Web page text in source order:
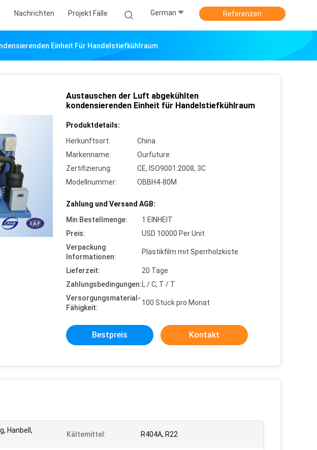
Nachrichten Projekt Fälle German Referenzen
Einheit Für Handelstiefkühlraum
Austauschen der Luft abgekühlten
kondensierenden Einheit für Handelstiefkühlraum
Produktdetails:
Herkunftsort:
China
Markenname:
Ourfuture
Zertifizierung:
CE, ISO9001:2008, 3C
Modellnummer:
OBBH4-80M
Zahlung und Versand AGB:
Min Bestellmenge:
1 EINHEIT
Preis:
USD 10000 Per Unit
Verpackung
Informationen:
Plastikfilm mit Sperrholzkiste
Lieferzeit:
20 Tage
Zahlungsbedingungen:L / C, T / T
Versorgungsmaterial-
Fähigkeit:
100 Stück pro Monat
Bestpreis Kontakt
Hanbell,
Kältemittel: R404A, R22